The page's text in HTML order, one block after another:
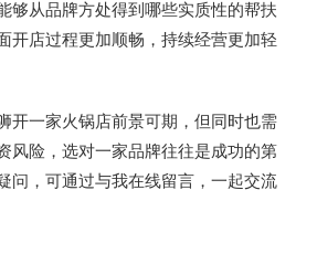
够从品牌方处得到哪些实质性的帮扶
开店过程更加顺畅，持续经营更加轻
开一家火锅店前景可期，但同时也需
风险，选对一家品牌往往是成功的第
问，可通过与我在线留言，一起交流